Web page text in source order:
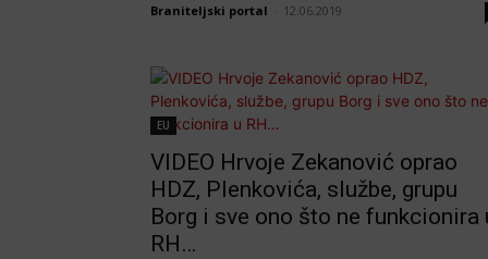
Braniteljski portal 12.06.2019
EU
VIDEO Hrvoje Zekanović oprao
HDZ, Plenkovića, službe, grupu
Borg i sve ono što ne funkcionira
RH…